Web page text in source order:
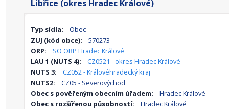
Libřice (okres Hradec Králové)
Typ sídla:
Obec
ZUJ (kód obce):
570273
ORP:
SO ORP Hradec Králové
LAU 1 (NUTS 4):
CZ0521 - okres Hradec Králové
NUTS 3:
CZ052 - Královéhradecký kraj
NUTS2:
CZ05 - Severovýchod
Obec s pověřeným obecním úřadem:
Hradec Králové
Obec s rozšířenou působností:
Hradec Králové